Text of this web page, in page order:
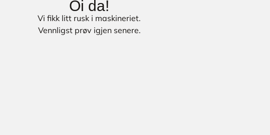
Oi da!
Vi fikk litt rusk i maskineriet.
Vennligst prøv igjen senere.